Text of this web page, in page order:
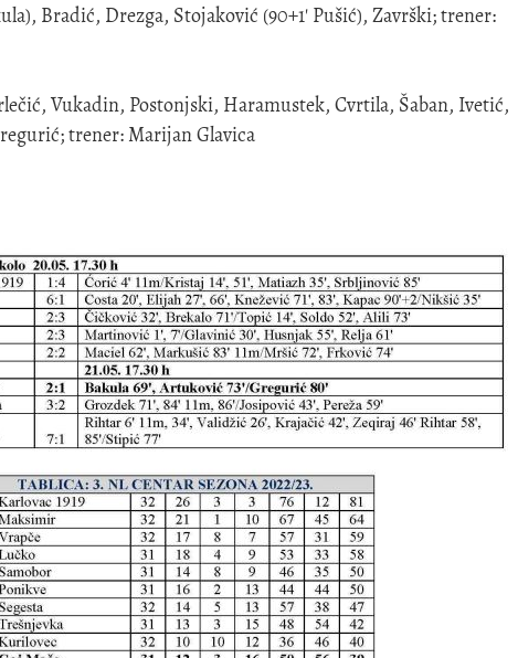
Bradić, Drezga, Stojaković (90+1' Pušić), Završki; trener:
Vukadin, Postonjski, Haramustek, Cvrtila, Šaban, Ivetić,
trener: Marijan Glavica